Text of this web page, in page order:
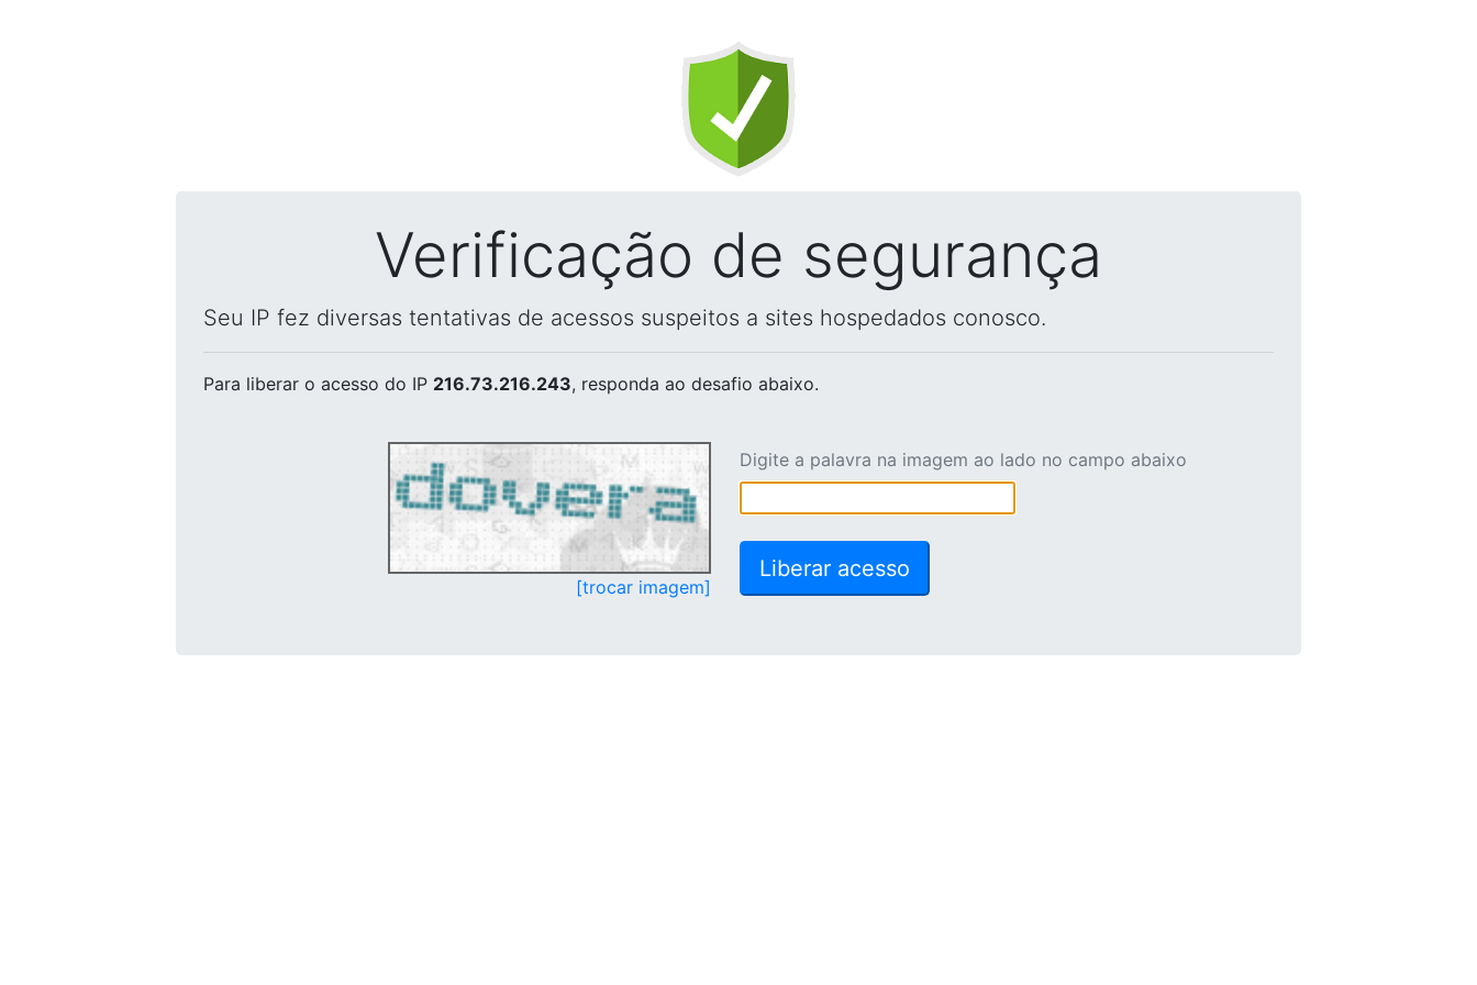
Verificação de segurança
Seu IP fez diversas tentativas de acessos suspeitos a sites hospedados conosco.
Para liberar o acesso do IP 216.73.216.243, responda ao desafio abaixo.
[trocar imagem]
Digite a palavra na imagem ao lado no campo abaixo